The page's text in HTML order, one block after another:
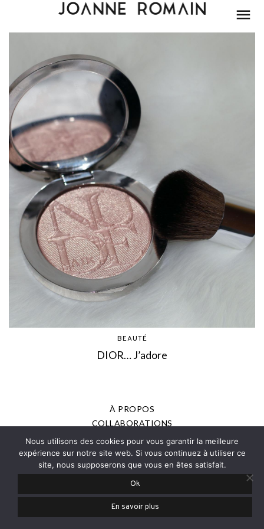
LIFESTYLE
PARIS
DÉCORATION
BEAUTÉ
DIOR… J’adore
À PROPOS
COLLABORATIONS
MENTIONS LÉGALES
POLITIQUE DE CONFIDENTIALITÉ
PRESSE
© 2013-2025 - JOANNE ROMAIN, TOUS DROITS RÉSERVÉS
Nous utilisons des cookies pour vous garantir la meilleure
expérience sur notre site web. Si vous continuez à utiliser ce
site, nous supposerons que vous en êtes satisfait.
Ok
En savoir plus